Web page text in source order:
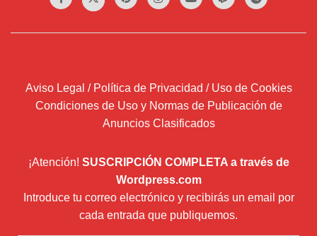
Aviso Legal / Política de Privacidad / Uso de Cookies
Condiciones de Uso y Normas de Publicación de
Anuncios Clasificados
¡Atención! SUSCRIPCIÓN COMPLETA a través de
Wordpress.com
Introduce tu correo electrónico y recibirás un email por
cada entrada que publiquemos.